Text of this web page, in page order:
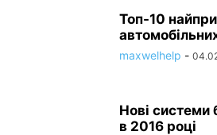
Топ-10
maxwelhelp -
Нові
в 2016 році